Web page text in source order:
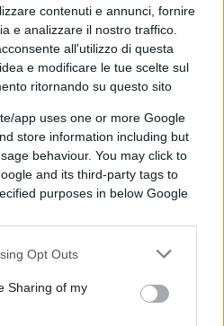
contenuti e annunci, fornire
e analizzare il nostro traffico.
all'utilizzo di questa
e modificare le tue scelte sul
ritornando su questo sito
app uses one or more Google
store information including but
behaviour. You may click to
and its third-party tags to
purposes in below Google
Opt Outs
Sharing of my
ciò è costruito su
. Perché è importante?
parte integrante delle
ormai implausibili, SSP5-
semplici costrutti
specialistiche.
principali economie
più importanti istituzioni
stress test climatici